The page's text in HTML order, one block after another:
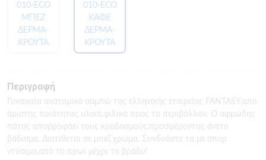
Περιγραφή
Γυναικεία ανατομικά σαμπώ της ελληνικής εταιρείας FANTASY,από
άριστης ποιότητας υλικά,φιλικά προς το περιβάλλον. Ο αφρώδης
πάτος απορροφάει τους κραδασμούς.προσφέροντας άνετο
βάδισμα. Διατίθεται σε μπεζ χρώμα. Συνδυάστε τα με σπορ
ντύσιμο,από το πρωί μέχρι το βράδυ!